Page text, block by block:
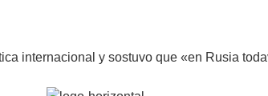
internacional y sostuvo que «en Rusia